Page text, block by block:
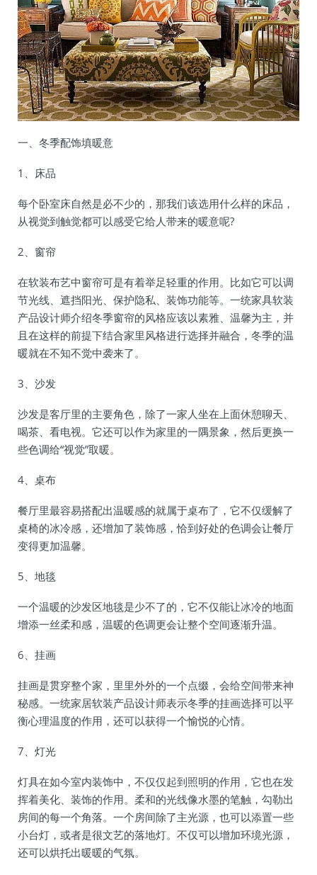
一、冬季配饰填暖意
1、床品
每个卧室床自然是必不少的，那我们该选用什么样的床品，
从视觉到触觉都可以感受它给人带来的暖意呢?
2、窗帘
在软装布艺中窗帘可是有着举足轻重的作用。比如它可以调
节光线、遮挡阳光、保护隐私、装饰功能等。一统家具软装
产品设计师介绍冬季窗帘的风格应该以素雅、温馨为主，并
且在这样的前提下结合家里风格进行选择并融合，冬季的温
暖就在不知不觉中袭来了。
3、沙发
沙发是客厅里的主要角色，除了一家人坐在上面休憩聊天、
喝茶、看电视。它还可以作为家里的一隅景象，然后更换一
些色调给“视觉”取暖。
4、桌布
餐厅里最容易搭配出温暖感的就属于桌布了，它不仅缓解了
桌椅的冰冷感，还增加了装饰感，恰到好处的色调会让餐厅
变得更加温馨。
5、地毯
一个温暖的沙发区地毯是少不了的，它不仅能让冰冷的地面
增添一丝柔和感，温暖的色调更会让整个空间逐渐升温。
6、挂画
挂画是贯穿整个家，里里外外的一个点缀，会给空间带来神
秘感。一统家居软装产品设计师表示冬季的挂画选择可以平
衡心理温度的作用，还可以获得一个愉悦的心情。
7、灯光
灯具在如今室内装饰中，不仅仅起到照明的作用，它也在发
挥着美化、装饰的作用。柔和的光线像水墨的笔触，勾勒出
房间的每一个角落。一个房间除了主光源，也可以添置一些
小台灯，或者是很文艺的落地灯。不仅可以增加环境光源，
还可以烘托出暖暖的气氛。